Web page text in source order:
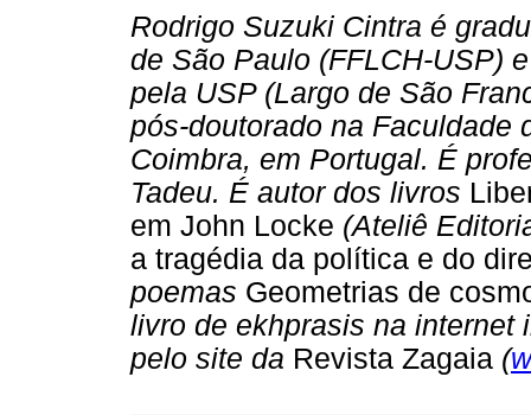
Rodrigo Suzuki Cintra é
de São Paulo (FFLCH-USP)
pela USP (Largo de São
pós-doutorado na Faculdade
Coimbra, em Portugal. É
Tadeu. É autor dos livros
em John Locke (Ateliê
a tragédia da política e do
poemas Geometrias de
livro de ekhprasis na internet
pelo site da Revista Zagaia (